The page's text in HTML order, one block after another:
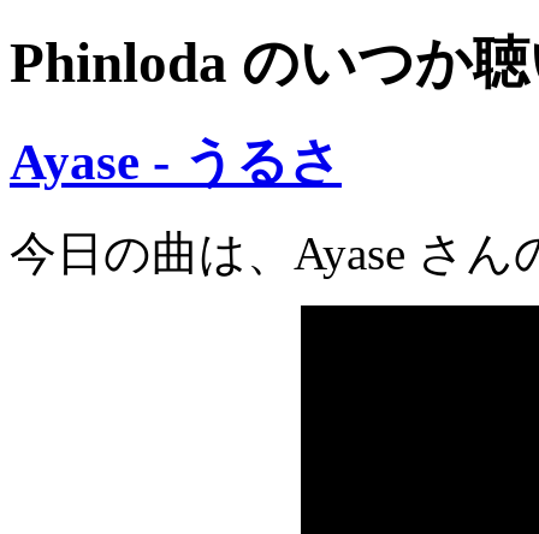
Phinloda のいつか
Ayase - うるさ
今日の曲は、Ayase さ